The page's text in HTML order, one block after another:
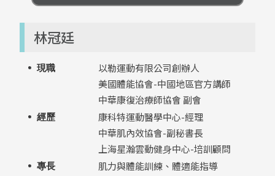
林冠廷
現職
以勒運動有限公司創辦人
美國體能協會-中國地區官⽅講師
中華康復治療師協會 副會
經歷
康科特運動醫學中⼼-經理
中華肌內效協會-副秘書長
上海星瀚雲動健⾝中⼼-培訓顧問
專長 肌力與體能訓練、體適能指導